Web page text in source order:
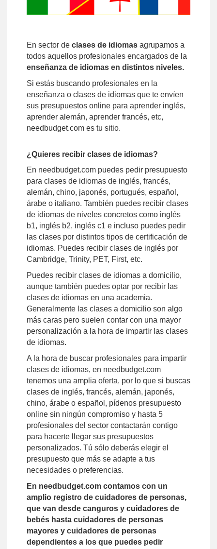
En sector de clases de idiomas agrupamos a
todos aquellos profesionales encargados de la
enseñanza de idiomas en distintos niveles.
Si estás buscando profesionales en la
enseñanza o clases de idiomas que te envíen
sus presupuestos online para aprender inglés,
aprender alemán, aprender francés, etc,
needbudget.com es tu sitio.
¿Quieres recibir clases de idiomas?
En needbudget.com puedes pedir presupuesto
para clases de idiomas de inglés, francés,
alemán, chino, japonés, portugués, español,
árabe o italiano. También puedes recibir clases
de idiomas de niveles concretos como inglés
b1, inglés b2, inglés c1 e incluso puedes pedir
las clases por distintos tipos de certificación de
idiomas. Puedes recibir clases de inglés por
Cambridge, Trinity, PET, First, etc.
Puedes recibir clases de idiomas a domicilio,
aunque también puedes optar por recibir las
clases de idiomas en una academia.
Generalmente las clases a domicilio son algo
más caras pero suelen contar con una mayor
personalización a la hora de impartir las clases
de idiomas.
A la hora de buscar profesionales para impartir
clases de idiomas, en needbudget.com
tenemos una amplia oferta, por lo que si buscas
clases de inglés, francés, alemán, japonés,
chino, árabe o español, pídenos presupuesto
online sin ningún compromiso y hasta 5
profesionales del sector contactarán contigo
para hacerte llegar sus presupuestos
personalizados. Tú sólo deberás elegir el
presupuesto que más se adapte a tus
necesidades o preferencias.
En needbudget.com contamos con un
amplio registro de cuidadores de personas,
que van desde canguros y cuidadores de
bebés hasta cuidadores de personas
mayores y cuidadores de personas
dependientes a los que puedes pedir